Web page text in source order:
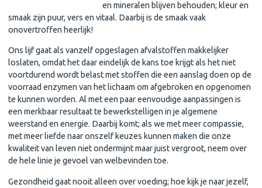
en mineralen blijven behouden; kleur en
smaak zijn puur, vers en vitaal. Daarbij is de smaak vaak
onovertroffen heerlijk!
Ons lijf gaat als vanzelf opgeslagen afvalstoffen makkelijker
loslaten, omdat het daar eindelijk de kans toe krijgt als het niet
voortdurend wordt belast met stoffen die een aanslag doen op de
voorraad enzymen van het lichaam om afgebroken en opgenomen
te kunnen worden. Al met een paar eenvoudige aanpassingen is
een merkbaar resultaat te bewerkstelligen in je algemene
weerstand en energie. Daarbij komt; als we met meer compassie,
met meer liefde naar onszelf keuzes kunnen maken die onze
kwaliteit van leven niet ondermijnt maar juist vergroot, neem over
de hele linie je gevoel van welbevinden toe.
Gezondheid gaat nooit alleen over voeding; hoe kijk je naar jezelf,